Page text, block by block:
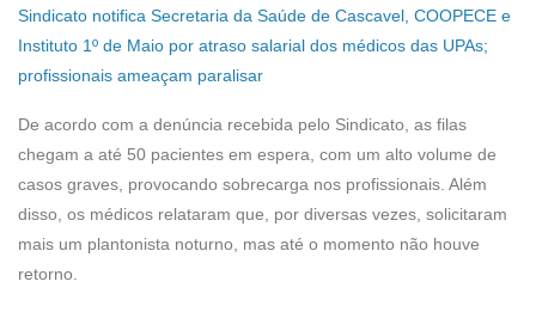
Sindicato notifica Secretaria da Saúde de Cascavel, COOPECE e
Instituto 1º de Maio por atraso salarial dos médicos das UPAs;
profissionais ameaçam paralisar
De acordo com a denúncia recebida pelo Sindicato, as filas
chegam a até 50 pacientes em espera, com um alto volume de
casos graves, provocando sobrecarga nos profissionais. Além
disso, os médicos relataram que, por diversas vezes, solicitaram
mais um plantonista noturno, mas até o momento não houve
retorno.